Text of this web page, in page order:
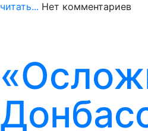
читать... Нет комментариев